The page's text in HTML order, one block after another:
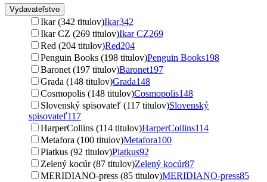
Vydavateľstvo
Ikar (342 titulov)Ikar342
Ikar CZ (269 titulov)Ikar CZ269
Red (204 titulov)Red204
Penguin Books (198 titulov)Penguin Books198
Baronet (197 titulov)Baronet197
Grada (148 titulov)Grada148
Cosmopolis (148 titulov)Cosmopolis148
Slovenský spisovateľ (117 titulov)Slovenský
spisovateľ117
HarperCollins (114 titulov)HarperCollins114
Metafora (100 titulov)Metafora100
Piatkus (92 titulov)Piatkus92
Zelený kocúr (87 titulov)Zelený kocúr87
MERIDIANO-press (85 titulov)MERIDIANO-press85